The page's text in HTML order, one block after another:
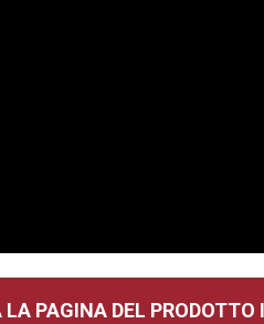
PAGINA DEL PRODOTTO